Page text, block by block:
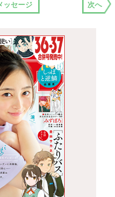
ッセージ 次へ